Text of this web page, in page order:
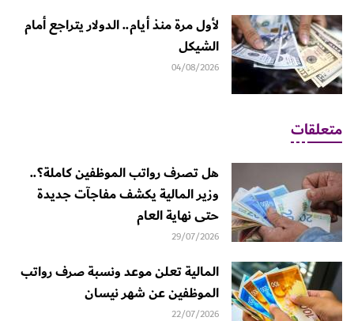
لأول مرة منذ أيام.. الدولار يتراجع أمام
الشيكل
04/08/2026
متعلقات
هل تصرف رواتب الموظفين كاملة؟..
وزير المالية يكشف مفاجآت جديدة
حتى نهاية العام
29/07/2026
المالية تعلن موعد ونسبة صرف رواتب
الموظفين عن شهر نيسان
22/07/2026